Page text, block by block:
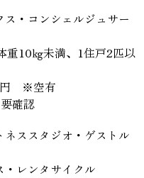
・コンシェルジュサー
重10㎏未満、1住戸2匹以
円 ※空有
確認
ネススタジオ・ゲストル
・レンタサイクル